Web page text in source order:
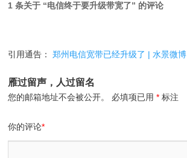
1 条关于 “电信终于要升级带宽了” 的评论
引用通告：郑州电信宽带已经升级了 | 水景微博
雁过留声，人过留名
您的邮箱地址不会被公开。 必填项已用* 标注
你的评论*